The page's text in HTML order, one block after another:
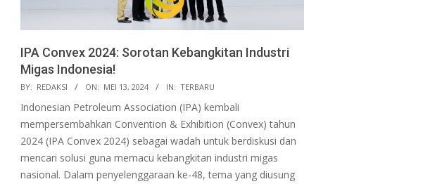
IPA Convex 2024: Sorotan Kebangkitan Industri
Migas Indonesia!
2024-
05-
13
BY: REDAKSI ON: MEI 13, 2024 IN: TERBARU
Indonesian Petroleum Association (IPA) kembali
mempersembahkan Convention & Exhibition (Convex) tahun
2024 (IPA Convex 2024) sebagai wadah untuk berdiskusi dan
mencari solusi guna memacu kebangkitan industri migas
nasional. Dalam penyelenggaraan ke-48, tema yang diusung